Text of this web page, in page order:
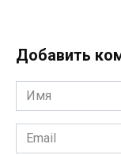
Добавить
Имя
*
Email
*